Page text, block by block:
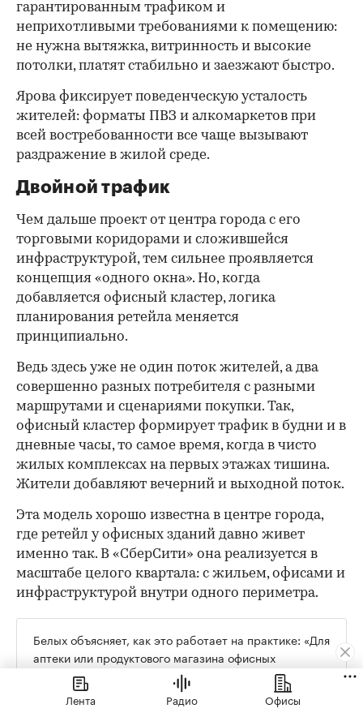
гарантированным трафиком и
неприхотливыми требованиями к помещению:
не нужна вытяжка, витринность и высокие
потолки, платят стабильно и заезжают быстро.
Ярова фиксирует поведенческую усталость
жителей: форматы ПВЗ и алкомаркетов при
всей востребованности все чаще вызывают
раздражение в жилой среде.
Двойной трафик
Чем дальше проект от центра города с его
торговыми коридорами и сложившейся
инфраструктурой, тем сильнее проявляется
концепция «одного окна». Но, когда
добавляется офисный кластер, логика
планирования ретейла меняется
принципиально.
Ведь здесь уже не один поток жителей, а два
совершенно разных потребителя с разными
маршрутами и сценариями покупки. Так,
офисный кластер формирует трафик в будни и в
дневные часы, то самое время, когда в чисто
жилых комплексах на первых этажах тишина.
Жители добавляют вечерний и выходной поток.
Эта модель хорошо известна в центре города,
где ретейл у офисных зданий давно живет
именно так. В «СберСити» она реализуется в
масштабе целого квартала: с жильем, офисами и
инфраструктурой внутри одного периметра.
Белых объясняет, как это работает на практике: «Для
аптеки или продуктового магазина офисных
сотрудников можно делить на два или три по
сравнению с жильцами — они совсем не целевой
клиент. Зато для кофе, готовой еды, кафе с бизнес-
Лента Радио Офисы